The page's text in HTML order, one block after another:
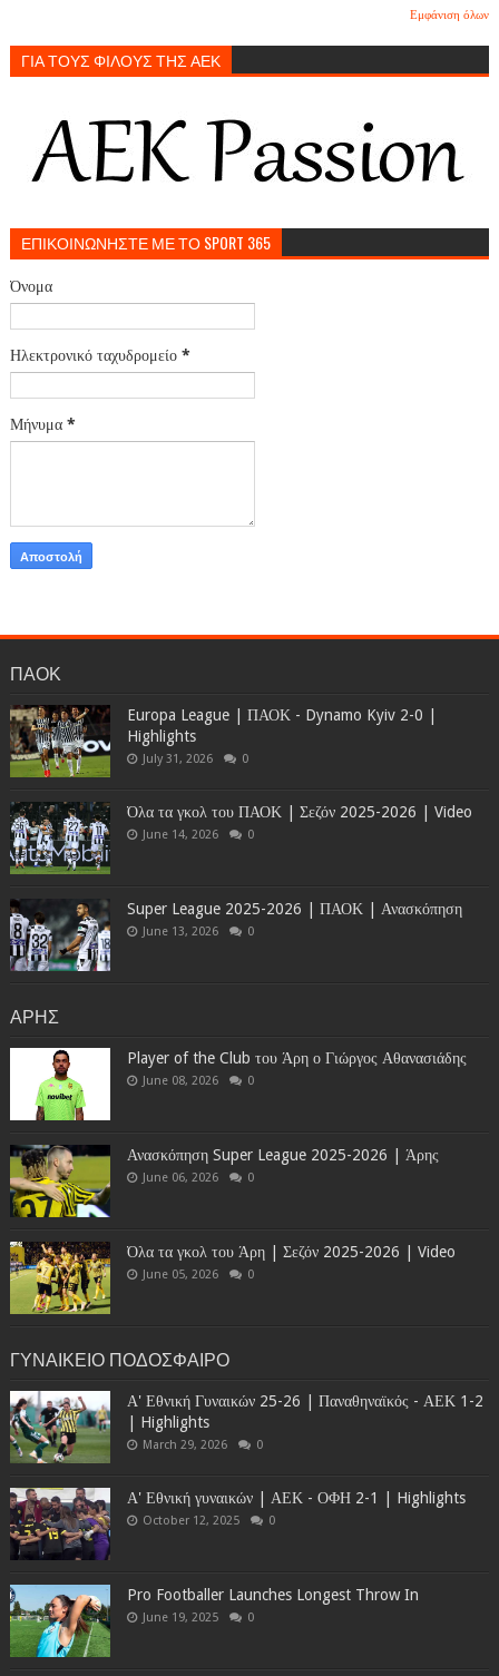
Εμφάνιση όλων
ΓΙΑ ΤΟΥΣ ΦΙΛΟΥΣ ΤΗΣ ΑΕΚ
ΕΠΙΚΟΙΝΩΝΗΣΤΕ ΜΕ ΤΟ SPORT 365
Όνομα
Ηλεκτρονικό ταχυδρομείο *
Μήνυμα *
ΠΑΟΚ
Europa League | ΠΑΟΚ - Dynamo Kyiv 2-0 |
Highlights
July 31, 2026 0
Όλα τα γκολ του ΠΑΟΚ | Σεζόν 2025-2026 | Video
June 14, 2026 0
Super League 2025-2026 | ΠΑΟΚ | Ανασκόπηση
June 13, 2026 0
ΑΡΗΣ
Player of the Club του Άρη ο Γιώργος Αθανασιάδης
June 08, 2026 0
Ανασκόπηση Super League 2025-2026 | Άρης
June 06, 2026 0
Όλα τα γκολ του Άρη | Σεζόν 2025-2026 | Video
June 05, 2026 0
ΓΥΝΑΙΚΕΙΟ ΠΟΔΟΣΦΑΙΡΟ
Α' Εθνική Γυναικών 25-26 | Παναθηναϊκός - ΑΕΚ 1-2
| Highlights
March 29, 2026 0
Α' Εθνική γυναικών | ΑΕΚ - ΟΦΗ 2-1 | Highlights
October 12, 2025 0
Pro Footballer Launches Longest Throw In
June 19, 2025 0